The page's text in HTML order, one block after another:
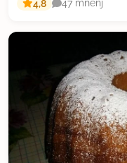
4,8 47 mnenj